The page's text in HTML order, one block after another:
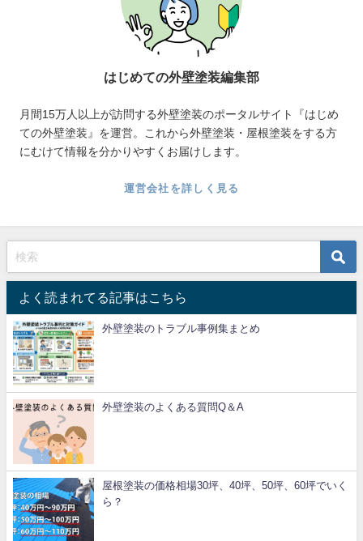
はじめての外壁塗装編集部
月間15万人以上が訪問する外壁塗装のポータルサイト『はじめ
ての外壁塗装』を運営。これから外壁塗装・屋根塗装をする方
にむけて情報を分かりやすくお届けします。
運営会社を詳しく見る
よく読まれてる記事はこちら
外壁塗装のトラブル事例集まとめ
外壁塗装のよくある質問Q＆A
屋根塗装の価格相場30坪、40坪、50坪、60坪でいく
ら？